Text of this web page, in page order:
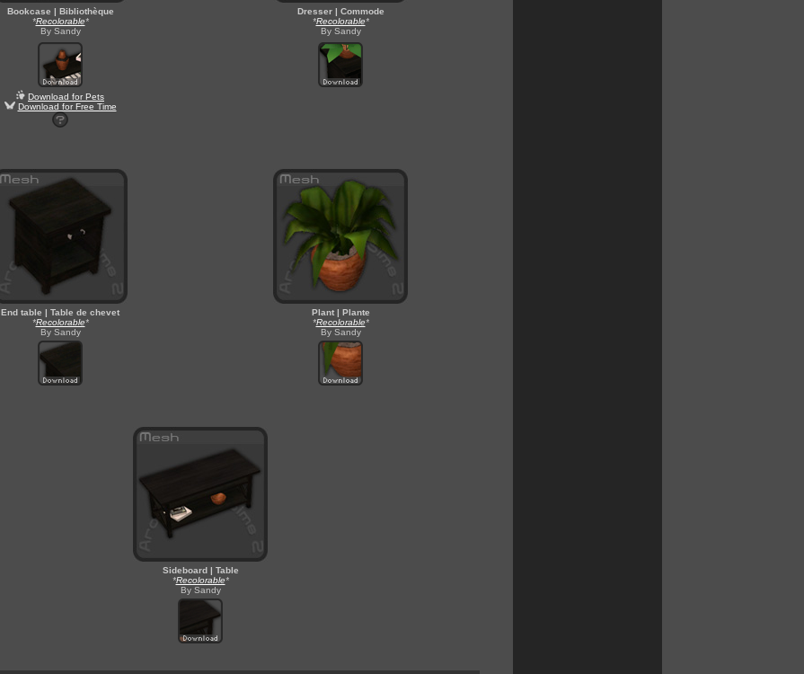
Bookcase | Bibliothèque
*Recolorable*
By Sandy
Dresser | Commode
*Recolorable*
By Sandy
Download for Pets
Download for Free Time
End table | Table de chevet
*Recolorable*
By Sandy
Plant | Plante
*Recolorable*
By Sandy
Sideboard | Table
*Recolorable*
By Sandy